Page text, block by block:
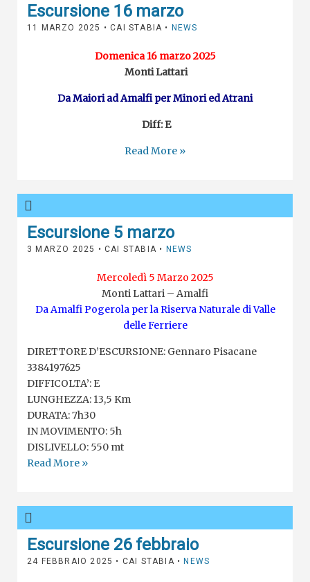
Escursione 16 marzo
11 MARZO 2025 • CAI STABIA • NEWS
Domenica 16 marzo 2025
Monti Lattari
Da Maiori ad Amalfi per Minori ed Atrani
Diff: E
Read More »
Escursione 5 marzo
3 MARZO 2025 • CAI STABIA • NEWS
Mercoledì 5 Marzo 2025
Monti Lattari – Amalfi
Da Amalfi Pogerola per la Riserva Naturale di Valle
delle Ferriere
DIRETTORE D’ESCURSIONE: Gennaro Pisacane
3384197625
DIFFICOLTA’: E
LUNGHEZZA: 13,5 Km
DURATA: 7h30
IN MOVIMENTO: 5h
DISLIVELLO: 550 mt
Read More »
Escursione 26 febbraio
24 FEBBRAIO 2025 • CAI STABIA •NEWS